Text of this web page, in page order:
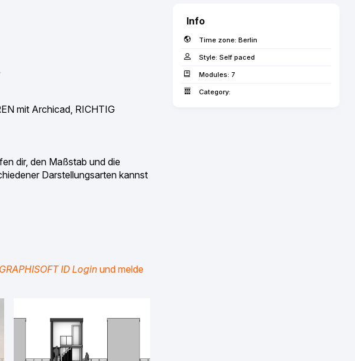
mit Archicad, RICHTIG
dir, den Maßstab und die
Darstellungsarten kannst
GRAPHISOFT ID Login und melde
Info
Time zone: Berlin
Style: Self paced
Modules: 7
Category: